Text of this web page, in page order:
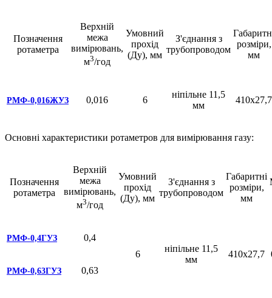
Позначення
ротаметра
Верхній
межа
вимірювань,
м3/год
Умовний
прохід
(Ду), мм
З'єднання з
трубопроводом
розміри,
мм
РМФ-0,016ЖУЗ 0,016 6
ніпільне 11,5
мм
410х27,7
Основні характеристики ротаметров для вимірювання газу:
Позначення
ротаметра
Верхній
межа
вимірювань,
м3/год
Умовний
прохід
(Ду), мм
З'єднання з
трубопроводом
Габаритні
розміри,
мм
РМФ-0,4ГУЗ
0,4
6
ніпільне 11,5
мм
410х27,7
РМФ-0,63ГУЗ 0,63